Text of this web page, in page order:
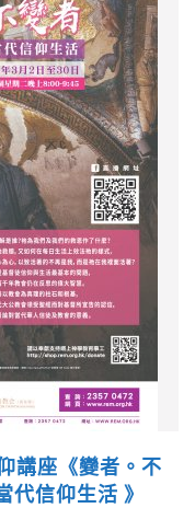
講座《變者。不
代信仰生活 》